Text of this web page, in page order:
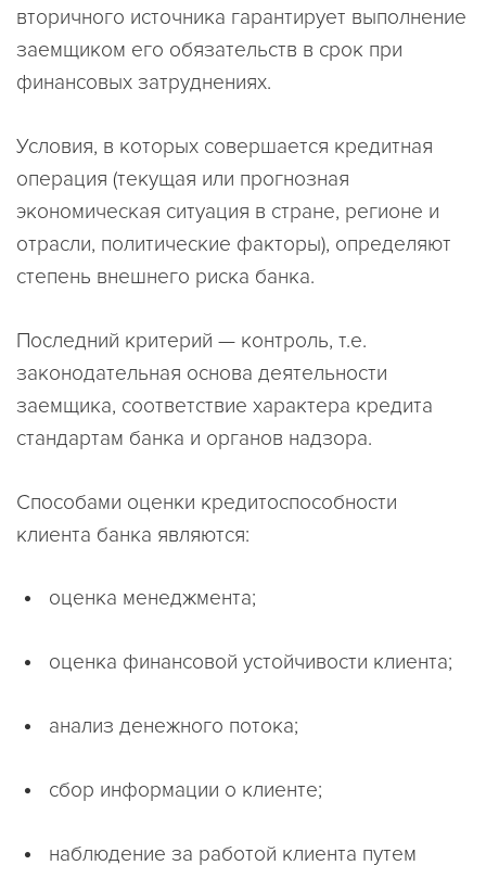
вторичного источника гарантирует выполнение
заемщиком его обязательств в срок при
финансовых затруднениях.
Условия, в которых совершается кредитная
операция (текущая или прогнозная
экономическая ситуация в стране, регионе и
отрасли, политические факторы), определяют
степень внешнего риска банка.
Последний критерий — контроль, т.е.
законодательная основа деятельности
заемщика, соответствие характера кредита
стандартам банка и органов надзора.
Способами оценки кредитоспособности
клиента банка являются:
оценка менеджмента;
оценка финансовой устойчивости клиента;
анализ денежного потока;
сбор информации о клиенте;
наблюдение за работой клиента путем